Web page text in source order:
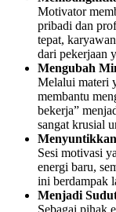
Motivator
pribadi dan
tepat,
dari pekerjaan
Mengubah
Melalui materi
membantu
bekerja”
sangat krusial
Sesi motivasi
energi baru,
ini berdampak
Menjadi